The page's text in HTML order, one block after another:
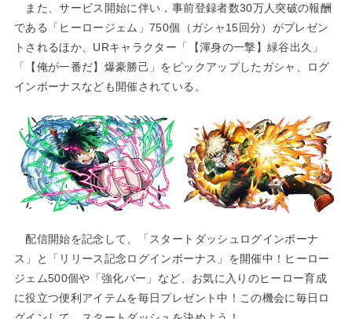
また、サービス開始に伴い，事前登録者数30万人突破の報酬
である「ヒーロージェム」750個（ガシャ15回分）がプレゼン
トされるほか、URキャラクター「【渾身の一撃】緑谷出久」
「【俺が一番だ】爆豪勝己」をピックアップしたガシャ、ログ
インボーナスなども開催されている。
配信開始を記念して、「スタートダッシュログインボーナ
ス」と「リリース記念ログインボーナス」を開催中！ヒーロー
ジェム500個や「強化バー」など、お気に入りのヒーロー育成
に役立つ便利アイテムを毎日プレゼント中！この機会に毎日ロ